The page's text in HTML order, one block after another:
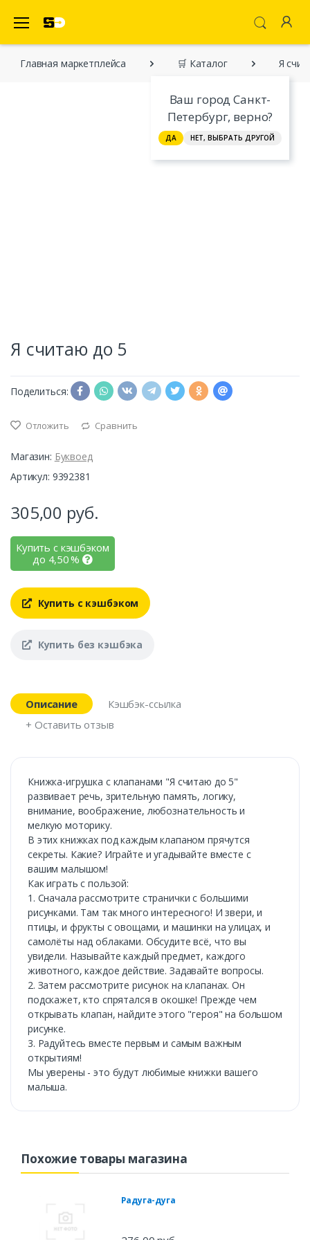
Ваш город Санкт-
Петербург, верно?
ДА НЕТ, ВЫБРАТЬ ДРУГОЙ
Главная марĸетплейса 🛒 Каталог Я
Я считаю до 5
Поделиться:
Отложить Сравнить
Магазин: Буквоед
Артикул: 9392381
305,00 руб.
Купить с кэшбэком
до 4,50%
Купить с кэшбэком
Купить без кэшбэка
Описание
Кэшбэк-ссылка
+ Оставить отзыв
Книжка-игрушка с клапанами "Я считаю до 5"
развивает речь, зрительную память, логику,
внимание, воображение, любознательность и
мелкую моторику.
В этих книжках под каждым клапаном прячутся
секреты. Какие? Играйте и угадывайте вместе с
вашим малышом!
Как играть с пользой:
1. Сначала рассмотрите странички с большими
рисунками. Там так много интересного! И звери, и
птицы, и фрукты с овощами, и машинки на улицах, и
самолёты над облаками. Обсудите всё, что вы
увидели. Называйте каждый предмет, каждого
животного, каждое действие. Задавайте вопросы.
2. Затем рассмотрите рисунок на клапанах. Он
подскажет, кто спрятался в окошке! Прежде чем
открывать клапан, найдите этого "героя" на большом
рисунке.
3. Радуйтесь вместе первым и самым важным
открытиям!
Мы уверены - это будут любимые книжки вашего
малыша.
Похожие товары магазина
Радуга-дуга